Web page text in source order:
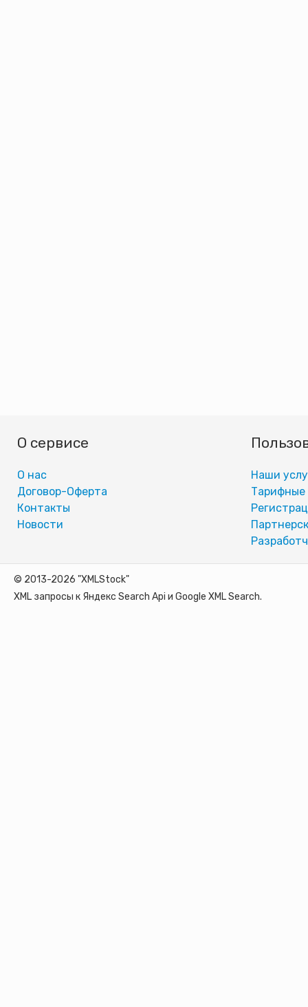
О сервисе
О нас
Договор-Оферта
Контакты
Новости
Наши
Тарифные
© 2013-2026 "XMLStock"
XML запросы к Яндекс Search Api и Google XML Search.